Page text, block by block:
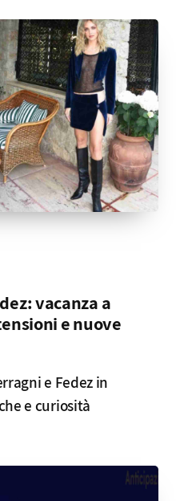
vacanza a
e nuove
e Fedez in
e curiosità